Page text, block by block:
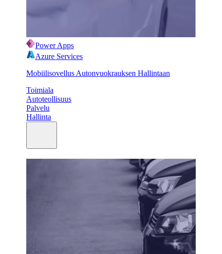
Power Apps
Azure Services
Mobiilisovellus Autonvuokrauksen Hallintaan
Toimiala
Autoteollisuus
Palvelu
Hallinta